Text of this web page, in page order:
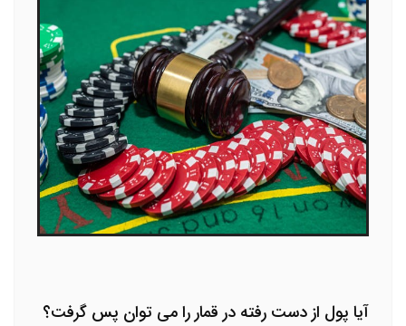
آیا پول از دست رفته در قمار را می توان پس گرفت؟